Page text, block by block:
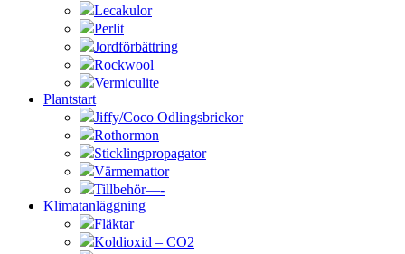
Lecakulor
Perlit
Jordförbättring
Rockwool
Vermiculite
Plantstart
Jiffy/Coco Odlingsbrickor
Rothormon
Sticklingpropagator
Värmemattor
Tillbehör—-
Klimatanläggning
Fläktar
Koldioxid – CO2